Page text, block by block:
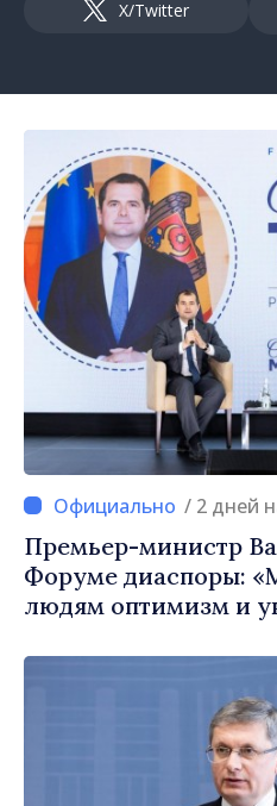
X/Twitter
/ 2 дней
Премьер-министр
Форуме диаспоры:
людям оптимизм и
правильном